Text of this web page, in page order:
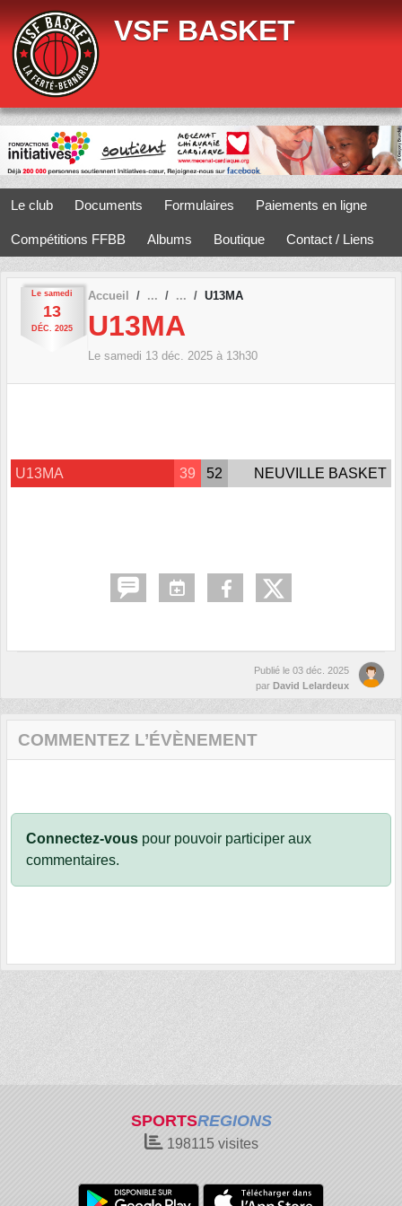
VSF BASKET
Le club Documents Formulaires Paiements en ligne
Compétitions FFBB Albums Boutique Contact / Liens
Le samedi
13
DÉC. 2025
Accueil U13MA
U13MA
Le samedi 13 déc. 2025 à 13h30
U13MA 39 52 NEUVILLE BASKET
Publié le 03 déc. 2025
par David Lelardeux
COMMENTEZ L’ÉVÈNEMENT
Connectez-vous pour pouvoir participer aux
commentaires.
SPORTSREGIONS
198115 visites
Panneau de gestion des cookies